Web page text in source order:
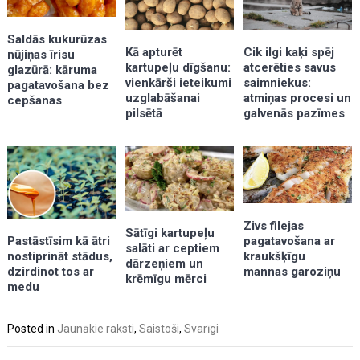
Saldās kukurūzas
nūjiņas īrisu
glazūrā: kāruma
pagatavošana bez
cepšanas
Kā apturēt
kartupeļu dīgšanu:
vienkārši ieteikumi
uzglabāšanai
pilsētā
Cik ilgi kaķi spēj
atcerēties savus
saimniekus:
atmiņas procesi un
galvenās pazīmes
Pastāstīsim kā ātri
nostiprināt stādus,
dzirdinot tos ar
medu
Sātīgi kartupeļu
salāti ar ceptiem
dārzeņiem un
krēmīgu mērci
Zivs filejas
pagatavošana ar
kraukšķīgu
mannas garoziņu
Posted in Jaunākie raksti,Saistoši,Svarīgi